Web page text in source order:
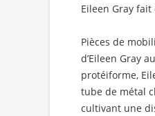
Eileen Gray
Pièces de
d’Eileen Gray au
protéiforme,
tube de métal
cultivant une